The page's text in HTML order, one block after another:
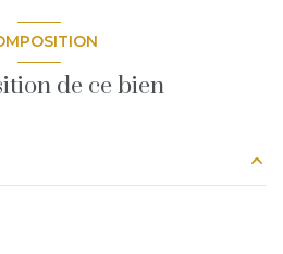
de ce bien